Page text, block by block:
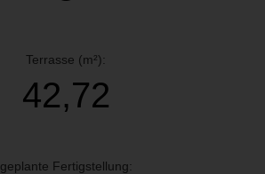
Terrasse (m²):
42,72
geplante Fertigstellung: